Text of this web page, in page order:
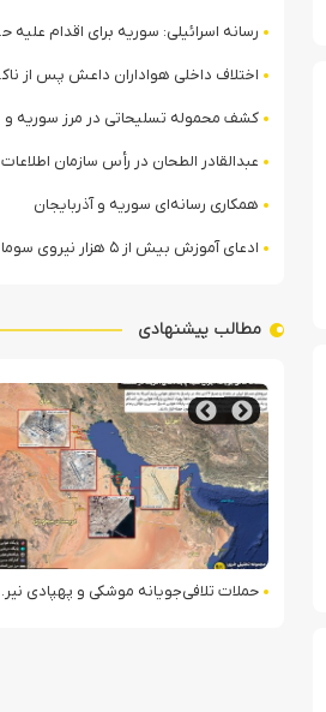
رسانه اسرائیلی: سوریه برای اقدام علیه حزب‌الله در لبنان آماده می‌شود!
اختلاف داخلی هواداران داعش پس از ناکامی عملیات انغماسی داعش در رقه
کشف محموله تسلیحاتی در مرز سوریه و عراق توسط نیروهای الجولانی
عبدالقادر الطحان در رأس سازمان اطلاعات سوریه؛ گمانه‌زنی‌ها درباره اختلافات در ساختار امنیتی
همکاری رسانه‌ای سوریه و آذربایجان
ادعای آموزش بیش از ۵ هزار نیروی سومالیایی با نظارت عربستان
مطالب پیشنهادی
حملات تلافی‌جویانه موشکی و پهپادی نیروهای مسلح ایران به مواضع آمریکا در منطقه